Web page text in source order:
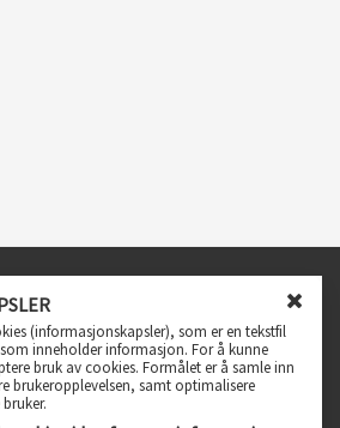
(informasjonskapsler), som er en tekstfil
inneholder informasjon. For å kunne
bruk av cookies. Formålet er å samle inn
brukeropplevelsen, samt optimalisere
Infosenter
Spørsmål og svar
vilkår og betingelser